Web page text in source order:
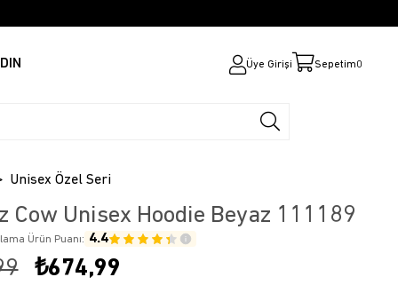
Üye Girişi Sepetim0
Unisex Özel Seri
Cow Unisex Hoodie Beyaz 111189
Ürün Puanı: 4.4
₺674,99